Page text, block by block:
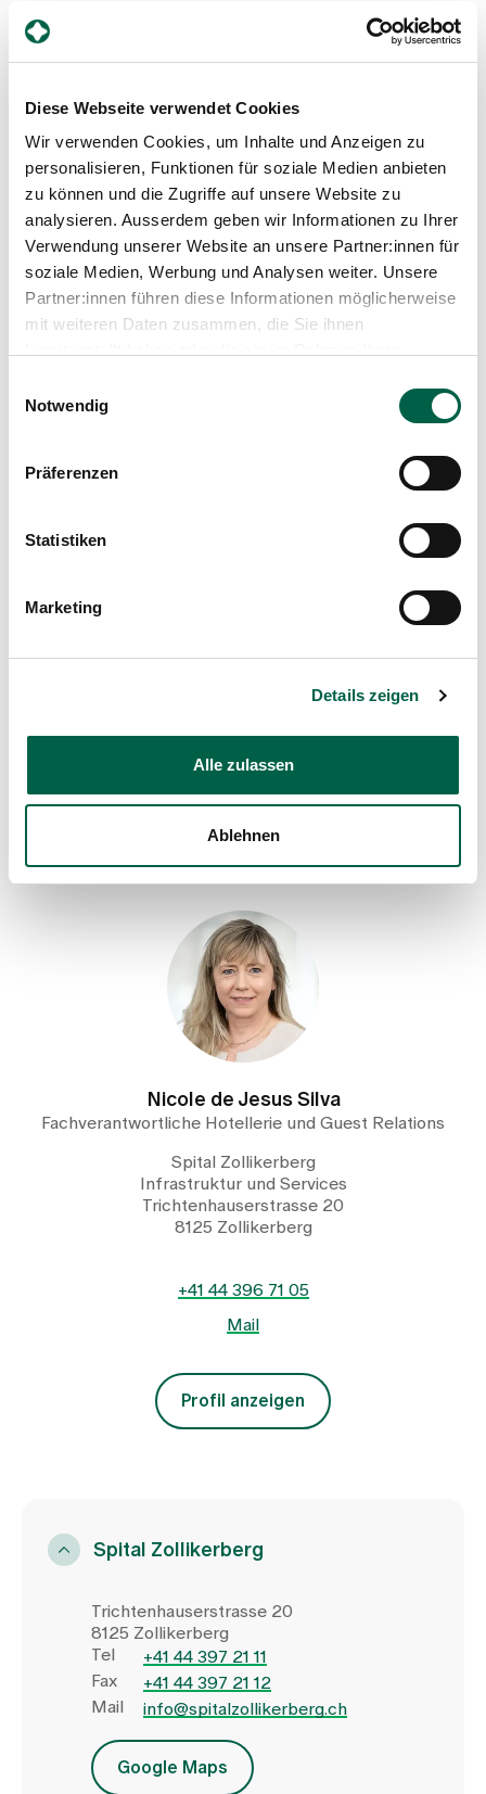
Diese Webseite verwendet Cookies
Wir verwenden Cookies, um Inhalte und Anzeigen zu
personalisieren, Funktionen für soziale Medien anbieten
zu können und die Zugriffe auf unsere Website zu
analysieren. Ausserdem geben wir Informationen zu Ihrer
Verwendung unserer Website an unsere Partner:innen für
soziale Medien, Werbung und Analysen weiter. Unsere
Partner:innen führen diese Informationen möglicherweise
mit weiteren Daten zusammen, die Sie ihnen
Notwendig
Präferenzen
Statistiken
Marketing
Details zeigen
Alle zulassen
Ablehnen
Infrastruktur und Services
8125 Zollikerberg
+41 44 397 28 84
Mail
Profil anzeigen
Mail
Profil anzeigen
Nicole de Jesus Silva
Fachverantwortliche Hotellerie und Guest Relations
Spital Zollikerberg
Infrastruktur und Services
Trichtenhauserstrasse 20
8125 Zollikerberg
+41 44 396 71 05
Mail
Profil anzeigen
Spital Zollikerberg
Trichtenhauserstrasse 20
8125 Zollikerberg
Tel
+41 44 397 21 11
Fax
+41 44 397 21 12
Mail
info@spitalzollikerberg.ch
Google Maps